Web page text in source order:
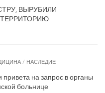
ВЫРУБИЛИ
/ НАСЛЕДИЕ
на запрос в органы
больнице